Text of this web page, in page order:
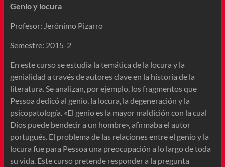
Genio y locura
Profesor: Jerónimo Pizarro
Semestre: 2015-2
En este curso se estudia la temática de la locura y la
genialidad a través de autores clave en la historia de la
literatura. Se analizan, por ejemplo, los fragmentos que
Pessoa dedicó al genio, la locura, la degeneración y la
psicopatología. «El genio es la mayor maldición con la cual
Dios puede bendecir a un hombre», afirmaba el autor
portugués. El problema de las relaciones entre el genio y la
locura fue para Pessoa una preocupación a lo largo de toda
su vida. Este curso pre­tende responder a la pregunta